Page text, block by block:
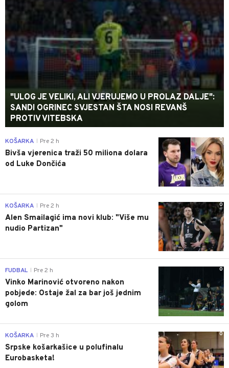
"ULOG JE VELIKI, ALI VJERUJEMO U PROLAZ DALJE":
SANDI OGRINEC SVJESTAN ŠTA NOSI REVANŠ
PROTIV VITEBSKA
0
KOŠARKA Pre 2 h
Bivša vjerenica traži 50 miliona dolara
od Luke Dončića
0
KOŠARKA Pre 2 h
Alen Smailagić ima novi klub: "Više mu
nudio Partizan"
0
FUDBAL Pre 2 h
Vinko Marinović otvoreno nakon
pobjede: Ostaje žal za bar još jednim
golom
0
KOŠARKA Pre 3 h
Srpske košarkašice u polufinalu
Eurobasketa!